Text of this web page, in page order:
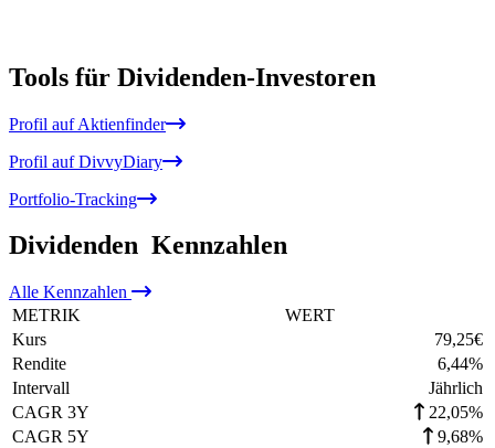
Tools für Dividenden-Investoren
Profil auf Aktienfinder
Profil auf DivvyDiary
Portfolio-Tracking
Dividenden Kennzahlen
Alle Kennzahlen
METRIK
WERT
Kurs
79,25€
Rendite
6,44%
Intervall
Jährlich
CAGR 3Y
22,05%
CAGR 5Y
9,68%